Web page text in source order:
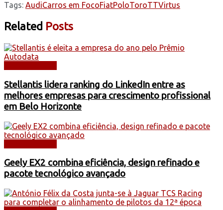
Tags: AudiCarros em FocoFiatPoloToroTTVirtus
Related Posts
Stellantis lidera ranking do LinkedIn entre as
melhores empresas para crescimento profissional
em Belo Horizonte
Geely EX2 combina eficiência, design refinado e
pacote tecnológico avançado